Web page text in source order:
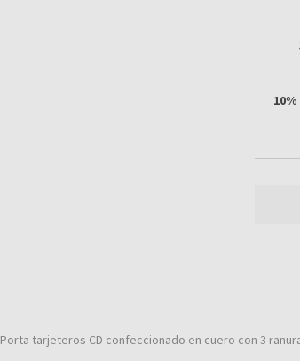
Porta tarjeteros CD confeccionado en cuero con 3